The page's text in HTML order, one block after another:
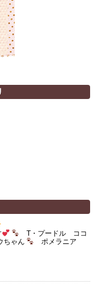
T・プードル ココ
ゃん
ポメラニア